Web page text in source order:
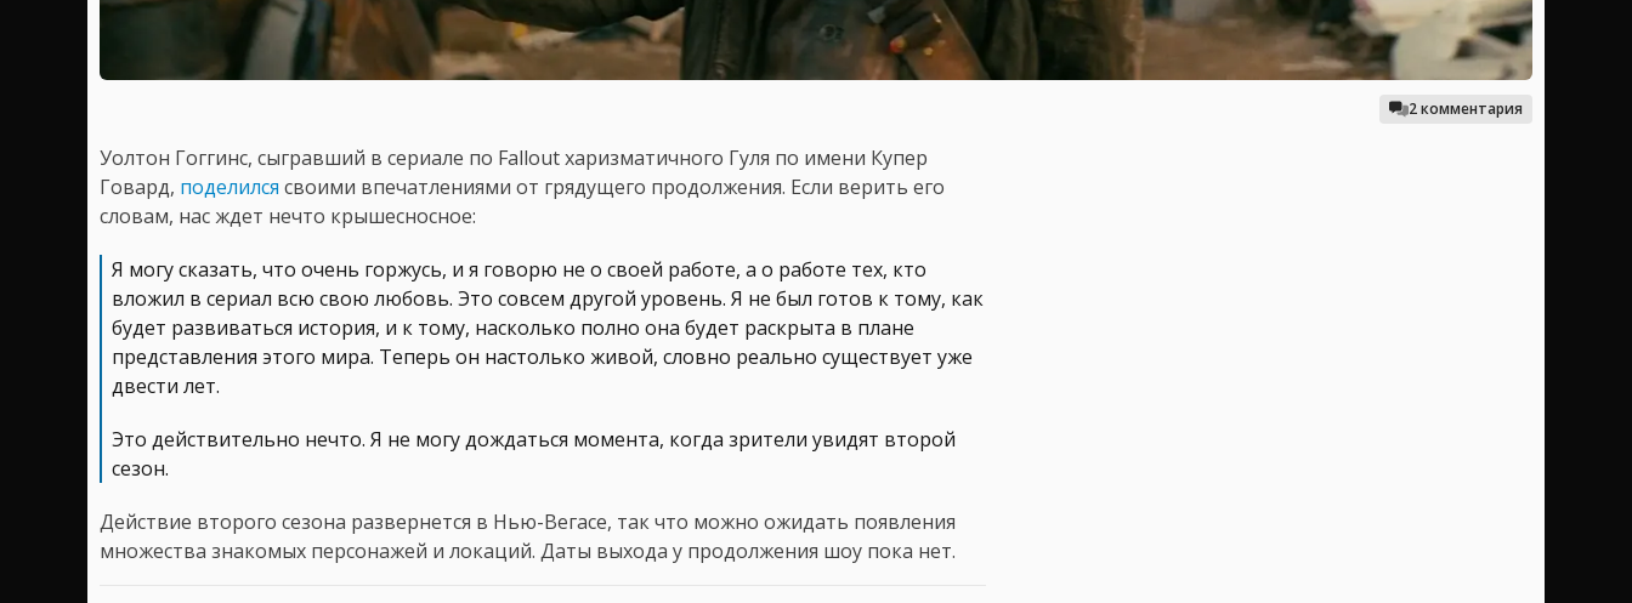
2 комментария
Уолтон Гоггинс, сыгравший в сериале по Fallout харизматичного Гуля по имени Купер
Говард, поделился своими впечатлениями от грядущего продолжения. Если верить его
словам, нас ждет нечто крышесносное:
Я могу сказать, что очень горжусь, и я говорю не о своей работе, а о работе тех, кто
вложил в сериал всю свою любовь. Это совсем другой уровень. Я не был готов к тому, как
будет развиваться история, и к тому, насколько полно она будет раскрыта в плане
представления этого мира. Теперь он настолько живой, словно реально существует уже
двести лет.
Это действительно нечто. Я не могу дождаться момента, когда зрители увидят второй
сезон.
Действие второго сезона развернется в Нью-Вегасе, так что можно ожидать появления
множества знакомых персонажей и локаций. Даты выхода у продолжения шоу пока нет.